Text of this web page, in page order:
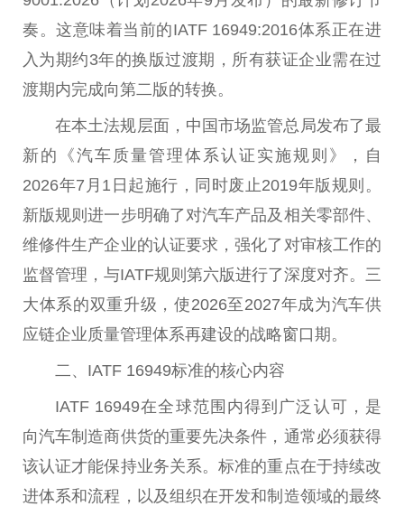
奏。这意味着当前的IATF 16949:2016体系正在进
入为期约3年的换版过渡期，所有获证企业需在过
渡期内完成向第二版的转换。
在本土法规层面， 中国市场监管总 局发布了最
新的《汽车质量管理体系认证实施规则》，自
2026年7月1日起施行，同时废止2019年版规则。
新版规则进一步明确了对汽车产品及相关零部件、
维修件生产企业的认证要求，强化了对审核工作的
监督管理，与IATF规则第六版进行了深度对齐。三
大体系的双重升级，使2026至2027年成为汽车供
应链企业质量管理体系再建设的战略窗口期。
二、IATF 16949标准的核心内容
IATF 16949在全球范围内得到广泛认可，是
向汽车制造商供货的重要先决条件，通常必须获得
该认证才能保持业务关系。标准的重点在于持续改
进体系和流程，以及组织在开发和制造领域的最终